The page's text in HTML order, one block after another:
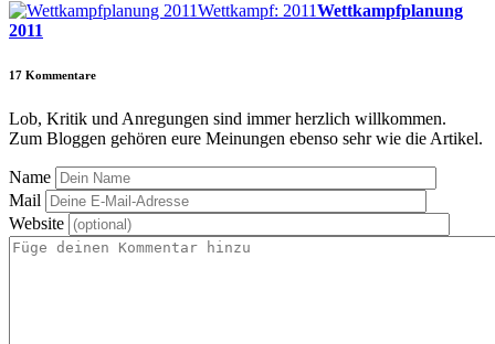
Wettkampf: 2011Wettkampfplanung
2011
17 Kommentare
Lob, Kritik und Anregungen sind immer herzlich willkommen.
Zum Bloggen gehören eure Meinungen ebenso sehr wie die Artikel.
Name
Mail
Website